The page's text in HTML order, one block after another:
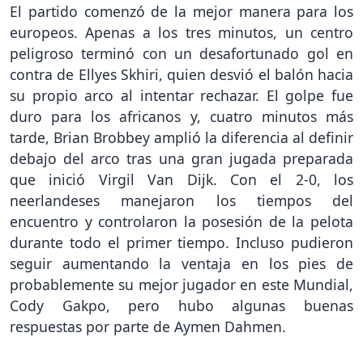
El partido comenzó de la mejor manera para los
europeos. Apenas a los tres minutos, un centro
peligroso terminó con un desafortunado gol en
contra de Ellyes Skhiri, quien desvió el balón hacia
su propio arco al intentar rechazar. El golpe fue
duro para los africanos y, cuatro minutos más
tarde, Brian Brobbey amplió la diferencia al definir
debajo del arco tras una gran jugada preparada
que inició Virgil Van Dijk. Con el 2-0, los
neerlandeses manejaron los tiempos del
encuentro y controlaron la posesión de la pelota
durante todo el primer tiempo. Incluso pudieron
seguir aumentando la ventaja en los pies de
probablemente su mejor jugador en este Mundial,
Cody Gakpo, pero hubo algunas buenas
respuestas por parte de Aymen Dahmen.